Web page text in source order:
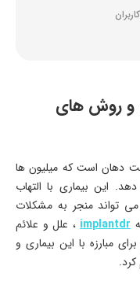
و روش های
دهان است که میلیون ها
این بیماری با التهاب
منجر به مشکلات
implantdr، علل و علائم
مبارزه با این بیماری و